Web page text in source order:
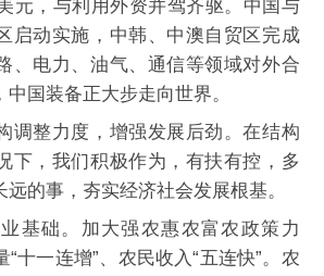
元，与利用外资并驾齐驱。中国与
启动实施，中韩、中澳自贸区完成
、电力、油气、通信等领域对外合
国装备正大步走向世界。
整力度，增强发展后劲。在结构
下，我们积极作为，有扶有控，多
的事，夯实经济社会发展根基。
础。加大强农惠农富农政策力
“十一连增”、农民收入“五连快”。农